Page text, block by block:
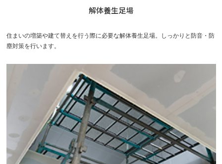
解体養生足場
住まいの増築や建て替えを行う際に必要な解体養生足場。しっかりと防音・防
塵対策を行います。